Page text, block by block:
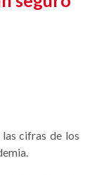
cifras de los